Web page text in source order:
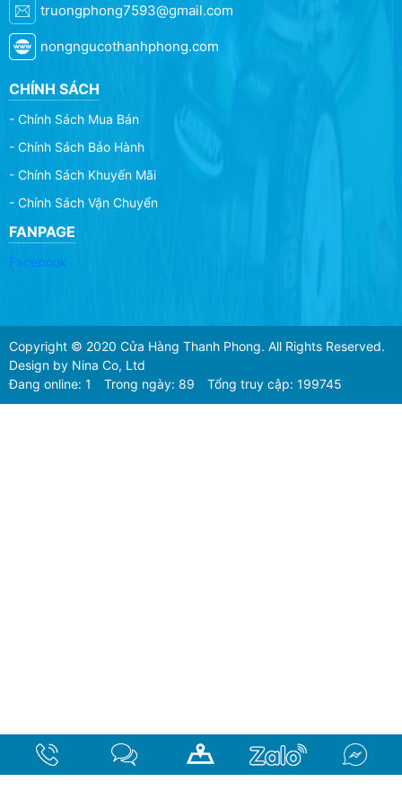
truongphong7593@gmail.com
nongngucothanhphong.com
CHÍNH SÁCH
- Chính Sách Mua Bán
- Chính Sách Bảo Hành
- Chính Sách Khuyến Mãi
- Chính Sách Vận Chuyển
FANPAGE
Facebook
Copyright © 2020 Cửa Hàng Thanh Phong. All Rights Reserved.
Design by Nina Co, Ltd
Đang online: 1
Trong ngày: 89 Tổng truy cập: 199745